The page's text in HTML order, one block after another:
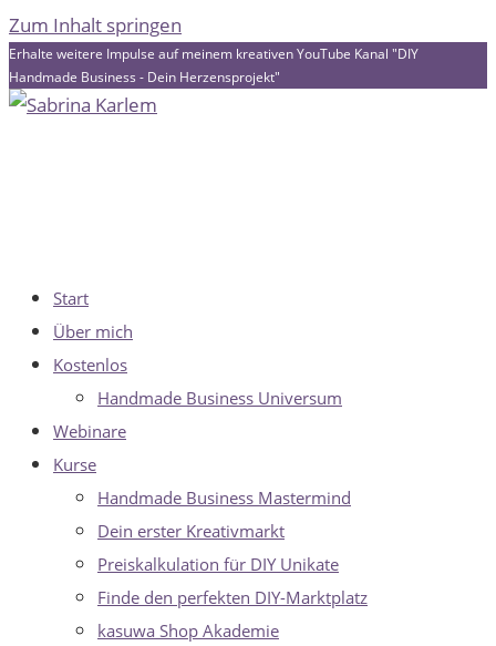
Zum Inhalt springen
Erhalte weitere Impulse auf meinem kreativen YouTube Kanal "DIY
Handmade Business - Dein Herzensprojekt"
Start
Über mich
Kostenlos
Handmade Business Universum
Webinare
Kurse
Handmade Business Mastermind
Dein erster Kreativmarkt
Preiskalkulation für DIY Unikate
Finde den perfekten DIY-Marktplatz
kasuwa Shop Akademie